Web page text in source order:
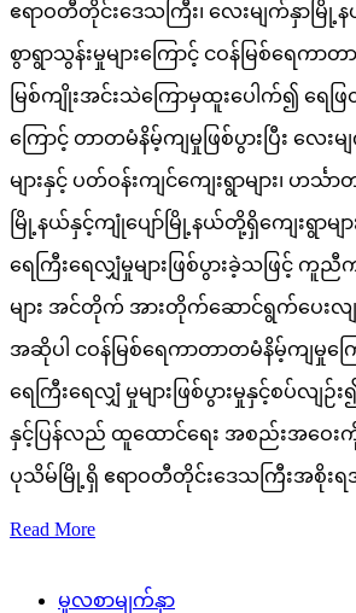
ဧရာဝတီတိုင်းဒေသကြီး၊ လေးမျက်နှာမ
စွာရွာသွန်းမှုများကြောင့် ငဝန်မြစ်ရေက
မြစ်ကျိုးအင်းသဲကြောမှထူးပေါက်၍ ရေဖ
ကြောင့် တာတမံနိမ့်ကျမှုဖြစ်ပွားပြီး လေး
များနှင့် ပတ်ဝန်းကျင်ကျေးရွာများ၊ ဟင်္
မြို့နယ်နှင့်ကျုံပျော်မြို့နယ်တို့ရှိကျေးရွာမျ
ရေကြီးရေလျှံမှုများဖြစ်ပွားခဲ့သဖြင့်
များ အင်တိုက် အားတိုက်ဆောင်ရွက်
အဆိုပါ ငဝန်မြစ်ရေကာတာတမံနိမ့်ကျမှုကြ
ရေကြီးရေလျှံ မှုများဖြစ်ပွားမှုနှင့်စပ်
နှင့်ပြန်လည် ထူထောင်ရေး အစည်းအဝေး
ပုသိမ်မြို့ရှိ ဧရာဝတီတိုင်းဒေသကြီးအစိုးရ
Read More
မူလစာမျက်နှာ